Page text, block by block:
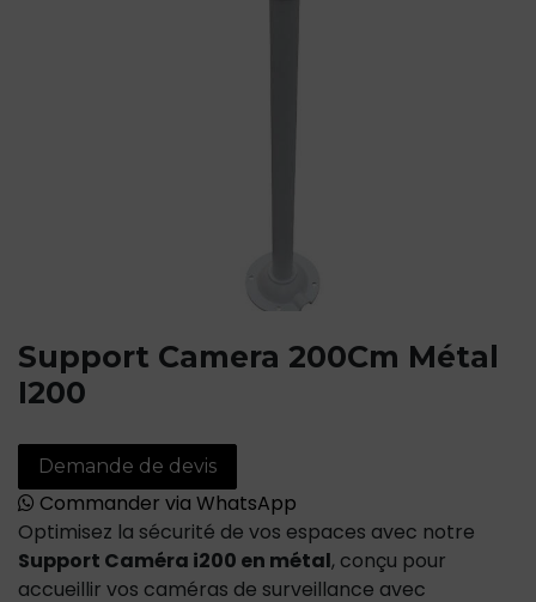
Support Camera 200Cm Métal
I200
Demande de devis
Commander via WhatsApp
Optimisez la sécurité de vos espaces avec notre
Support Caméra i200 en métal, conçu pour
accueillir vos caméras de surveillance avec